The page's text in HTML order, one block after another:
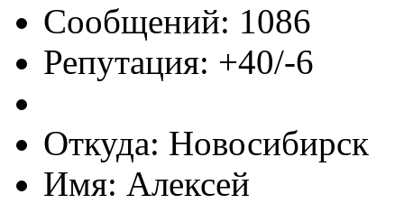
Сообщений: 1086
Репутация: +40/-6
Откуда: Новосибирск
Имя: Алексей